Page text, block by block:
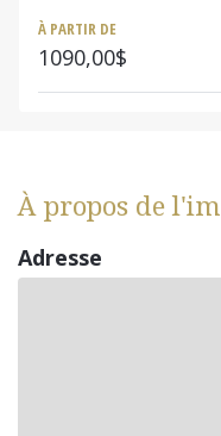
À PARTIR DE
1090,00$
À propos de
Adresse